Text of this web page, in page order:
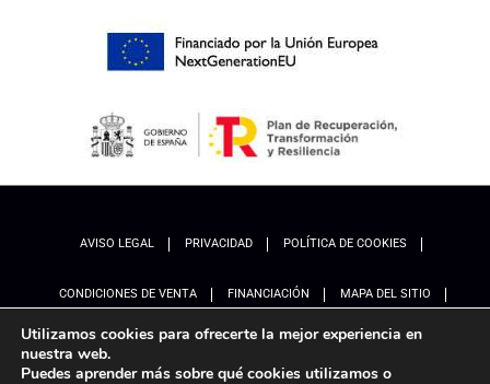
AVISO LEGAL PRIVACIDAD POLÍTICA DE COOKIES
CONDICIONES DE VENTA FINANCIACIÓN MAPA DEL SITIO
AJUSTES
Utilizamos cookies para ofrecerte la mejor experiencia en
nuestra web.
Puedes aprender más sobre qué cookies utilizamos o